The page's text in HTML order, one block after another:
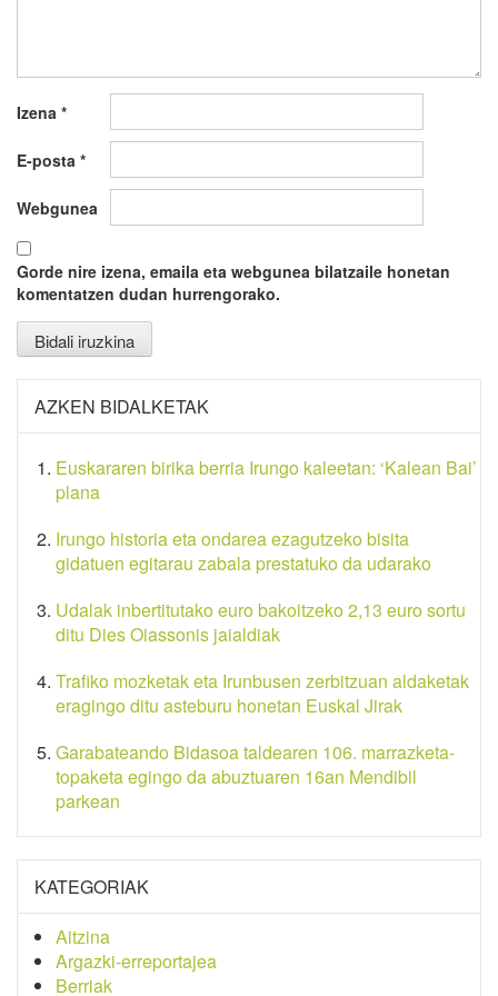
Izena *
E-posta *
Webgunea
Gorde nire izena, emaila eta webgunea bilatzaile honetan
komentatzen dudan hurrengorako.
AZKEN BIDALKETAK
Euskararen birika berria Irungo kaleetan: ‘Kalean Bai’
plana
Irungo historia eta ondarea ezagutzeko bisita
gidatuen egitarau zabala prestatuko da udarako
Udalak inbertitutako euro bakoitzeko 2,13 euro sortu
ditu Dies Oiassonis jaialdiak
Trafiko mozketak eta Irunbusen zerbitzuan aldaketak
eragingo ditu asteburu honetan Euskal Jirak
Garabateando Bidasoa taldearen 106. marrazketa-
topaketa egingo da abuztuaren 16an Mendibil
parkean
KATEGORIAK
Aitzina
Argazki-erreportajea
Berriak